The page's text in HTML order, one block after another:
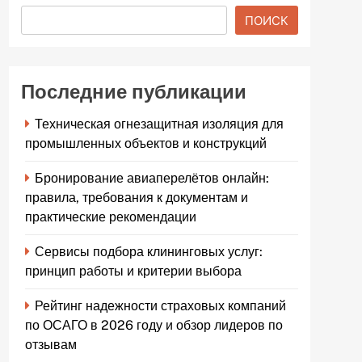
ПОИСК
Последние публикации
Техническая огнезащитная изоляция для
промышленных объектов и конструкций
Бронирование авиаперелётов онлайн:
правила, требования к документам и
практические рекомендации
Сервисы подбора клининговых услуг:
принцип работы и критерии выбора
Рейтинг надежности страховых компаний
по ОСАГО в 2026 году и обзор лидеров по
отзывам